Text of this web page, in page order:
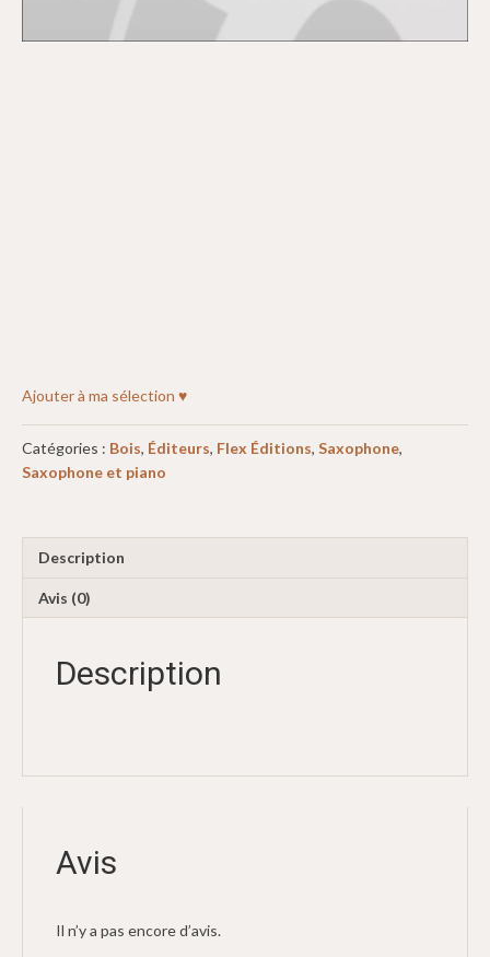
Ajouter à ma sélection ♥
Catégories : Bois, Éditeurs, Flex Éditions, Saxophone,
Saxophone et piano
Description
Avis (0)
Description
Avis
Il n’y a pas encore d’avis.